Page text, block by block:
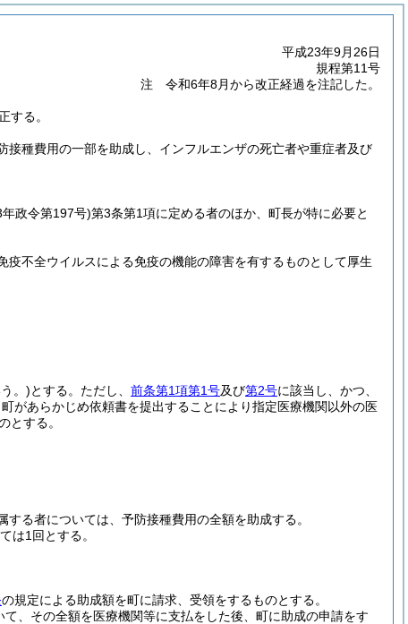
平成23年9月26日
規程第11号
注 令和6年8月から改正経過を注記した。
する。
接種費用の一部を助成し、インフルエンザの死亡者や重症者及び
政令第197号)第3条第1項に定める者のほか、町長が特に必要と
不全ウイルスによる免疫の機能の障害を有するものとして厚生
。)とする。 ただし、 前条第1項第1号及び第2号に該当し、かつ、
があらかじめ依頼書を提出することにより指定医療機関以外の医
とする。
る者については、予防接種費用の全額を助成する。
は1回とする。
の規定による助成額を町に請求、受領をするものとする。
、その全額を医療機関等に支払をした後、町に助成の申請をす